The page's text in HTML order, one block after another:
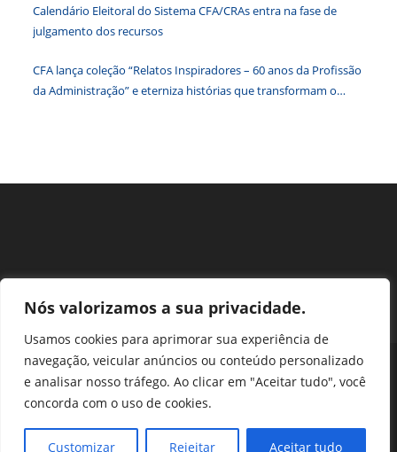
Nós valorizamos a sua privacidade.
Usamos cookies para aprimorar sua experiência de
navegação, veicular anúncios ou conteúdo personalizado
e analisar nosso tráfego. Ao clicar em "Aceitar tudo", você
concorda com o uso de cookies.
Customizar Rejeitar Aceitar tudo
Calendário Eleitoral do Sistema CFA/CRAs entra na fase de
julgamento dos recursos
CFA lança coleção “Relatos Inspiradores – 60 anos da Profissão
da Administração” e eterniza histórias que transformam o
Perguntas Frequentes
Ouvidoria
Transparência e prestação de contas
Assessoria de Imprensa
Setor de Autarquias Sul 1 Bloco L Edificio CFA - Asa Sul, Brasília -